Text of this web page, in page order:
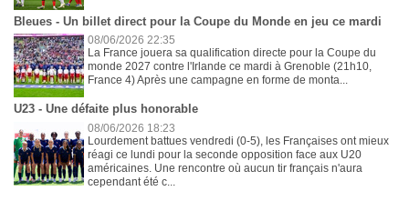
Bleues - Un billet direct pour la Coupe du Monde en jeu ce mardi
08/06/2026 22:35
La France jouera sa qualification directe pour la Coupe du
monde 2027 contre l'Irlande ce mardi à Grenoble (21h10,
France 4) Après une campagne en forme de monta...
U23 - Une défaite plus honorable
08/06/2026 18:23
Lourdement battues vendredi (0-5), les Françaises ont mieux
réagi ce lundi pour la seconde opposition face aux U20
américaines. Une rencontre où aucun tir français n'aura
cependant été c...